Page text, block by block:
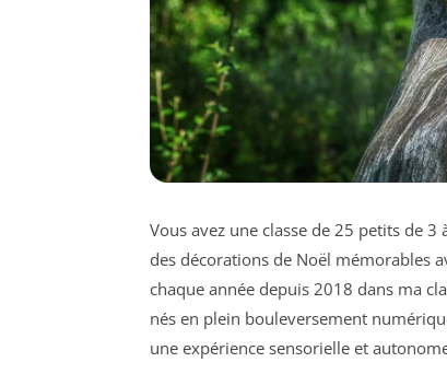
Vous avez une classe de 25 petits de
des décorations de Noël mémorables
chaque année depuis 2018 dans ma
nés en plein bouleversement
une expérience sensorielle et